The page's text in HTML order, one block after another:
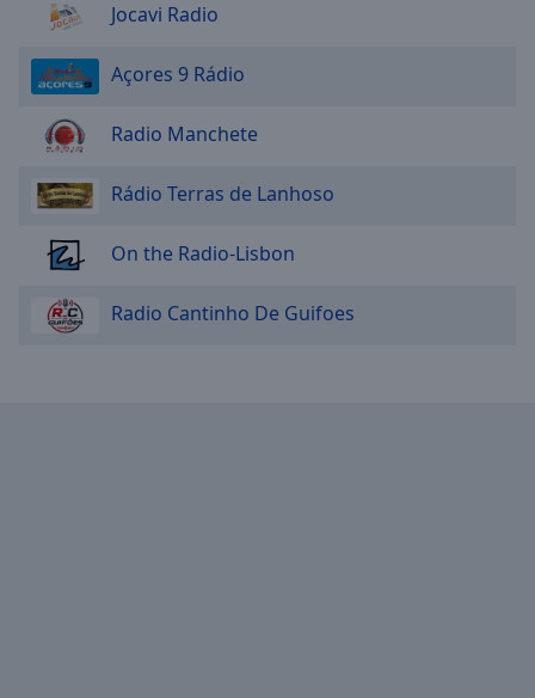
Jocavi Radio
Açores 9 Rádio
Radio Manchete
Rádio Terras de Lanhoso
On the Radio-Lisbon
Radio Cantinho De Guifoes